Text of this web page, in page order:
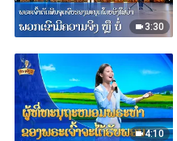
3:30
4:10